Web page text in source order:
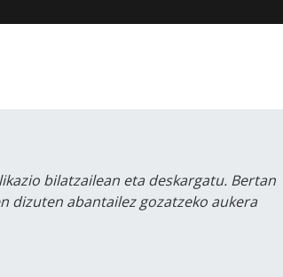
bilatzailean eta deskargatu. Bertan
dizuten abantailez gozatzeko aukera